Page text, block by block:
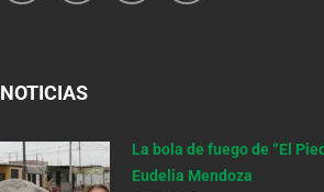
NOTICIAS
La bola de fuego de “El
Eudelia Mendoza